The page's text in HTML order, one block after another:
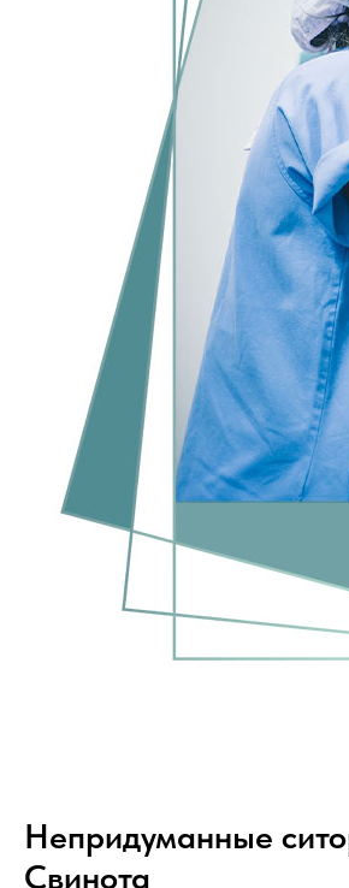
Непридуманные
Свинота